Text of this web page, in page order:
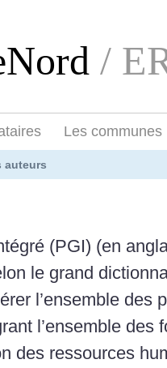
/
Les communes
auteurs
(PGI) (en
le grand
l’ensemble des
l’ensemble des
des ressources